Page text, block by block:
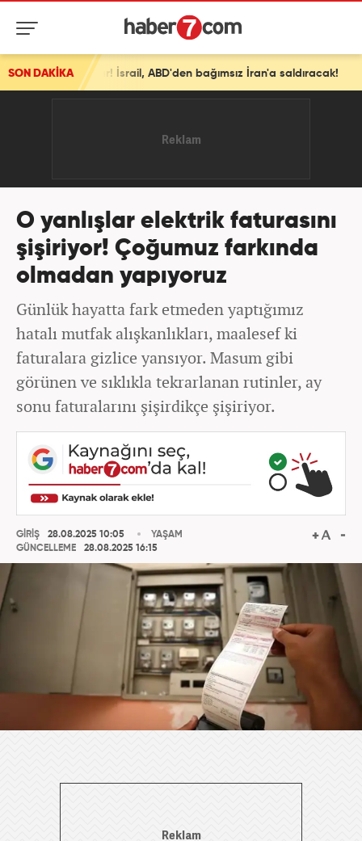
SON DAKİKA
İsrail, ABD'den bağımsız İran'a saldıracak!
O yanlışlar elektrik faturasını
şişiriyor! Çoğumuz farkında
olmadan yapıyoruz
Günlük hayatta fark etmeden yaptığımız
hatalı mutfak alışkanlıkları, maalesef ki
faturalara gizlice yansıyor. Masum gibi
görünen ve sıklıkla tekrarlanan rutinler, ay
sonu faturalarını şişirdikçe şişiriyor.
GİRİŞ
28.08.2025 10:05
GÜNCELLEME
28.08.2025 16:15
YAŞAM